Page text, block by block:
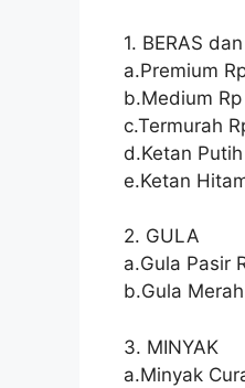
1. BERAS
a.Premium
b.Medium
c.Termurah
d.Ketan
e.Ketan
2. GULA
a.Gula Pasir
b.Gula
3. MINYAK
a.Minyak